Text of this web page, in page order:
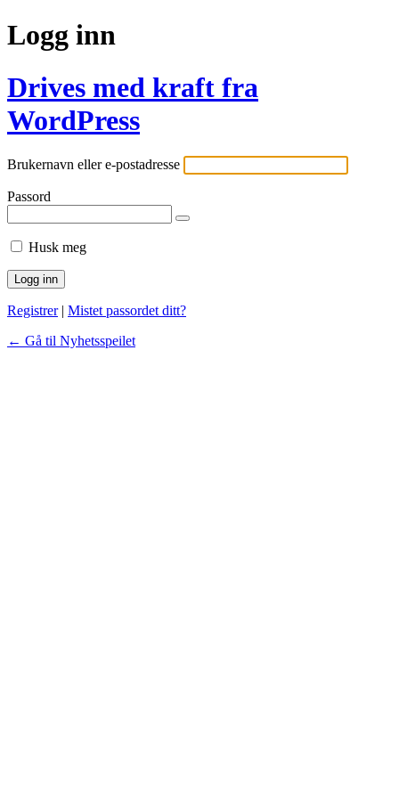
Logg inn
Drives med kraft fra
WordPress
Brukernavn eller e-postadresse
Passord
Husk meg
Registrer| Mistet passordet ditt?
← Gå til Nyhetsspeilet